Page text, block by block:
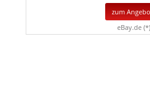
zum
eBay.de (*)